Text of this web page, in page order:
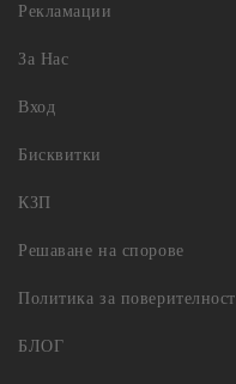
Рекламации
За Нас
Вход
Бисквитки
КЗП
Решаване на спорове
Политика за поверителност
БЛОГ